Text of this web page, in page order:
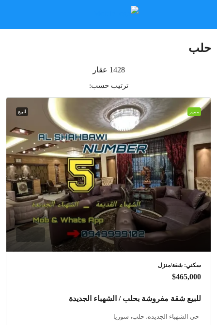
حلب
1428 عقار
ترتيب حسب:
مميز للبيع
سكني: شقة/منزل
$465,000
للبيع شقة مفروشة بحلب / الشهباء الجديدة
حي الشهباء الجديده، حلب، سوريا